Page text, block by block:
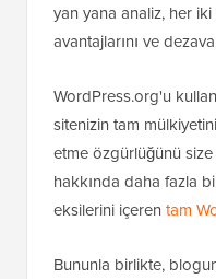
yan yana analiz, her iki
avantajlarını ve
WordPress.org'u
sitenizin tam
etme özgürlüğünü
hakkında daha fazla
eksilerini içeren tam
Bununla birlikte,